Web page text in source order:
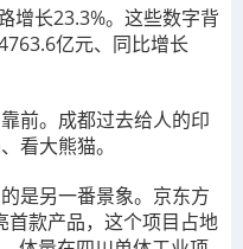
增长23.3%。这些数字背
亿元、同比增长
前。成都过去给人的印
看大熊猫。
是另一番景象。京东方
首款产品，这个项目占地